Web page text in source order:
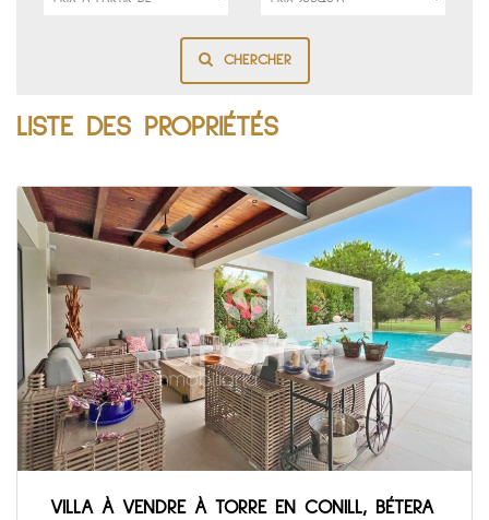
CHERCHER
LISTE DES PROPRIÉTÉS
VILLA À VENDRE À TORRE EN CONILL, BÉTERA